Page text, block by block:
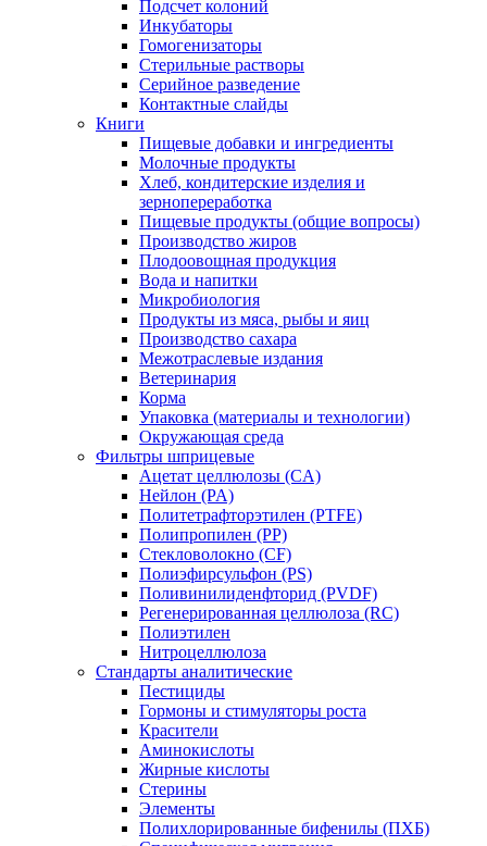
Подсчет колоний
Инкубаторы
Гомогенизаторы
Стерильные растворы
Серийное разведение
Контактные слайды
Книги
Пищевые добавки и ингредиенты
Молочные продукты
Хлеб, кондитерские изделия и
зернопереработка
Пищевые продукты (общие вопросы)
Производство жиров
Плодоовощная продукция
Вода и напитки
Микробиология
Продукты из мяса, рыбы и яиц
Производство сахара
Межотраслевые издания
Ветеринария
Корма
Упаковка (материалы и технологии)
Окружающая среда
Фильтры шприцевые
Ацетат целлюлозы (CA)
Нейлон (PA)
Политетрафторэтилен (PTFE)
Полипропилен (PP)
Стекловолокно (CF)
Полиэфирсульфон (PS)
Поливинилиденфторид (PVDF)
Регенерированная целлюлоза (RC)
Полиэтилен
Нитроцеллюлоза
Стандарты аналитические
Пестициды
Гормоны и стимуляторы роста
Красители
Аминокислоты
Жирные кислоты
Стерины
Элементы
Полихлорированные бифенилы (ПХБ)